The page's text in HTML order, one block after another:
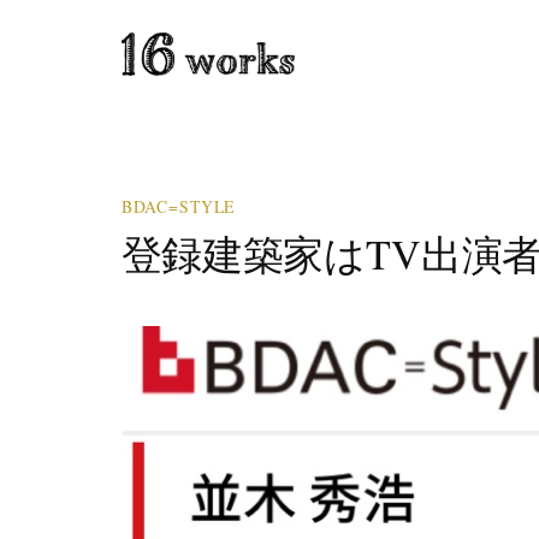
BDAC=STYLE
登録建築家はTV出演